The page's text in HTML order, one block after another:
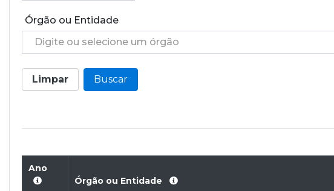
Órgão ou Entidade
Digite ou selecione um órgão
Limpar
Buscar
Ano
Órgão ou Entidade